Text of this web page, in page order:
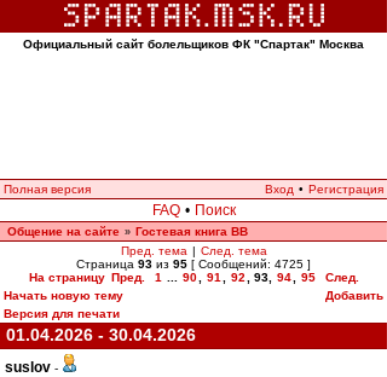
Официальный сайт болельщиков ФК "Спартак" Москва
Полная версия Вход • Регистрация
FAQ • Поиск
Общение на сайте » Гостевая книга ВВ
Пред. тема | След. тема
Страница 93 из 95 [ Сообщений: 4725 ]
На страницу Пред. 1 90 91 92 93, 94 95
След.
Начать новую тему
Добавить
Версия для печати
01.04.2026 - 30.04.2026
suslov -